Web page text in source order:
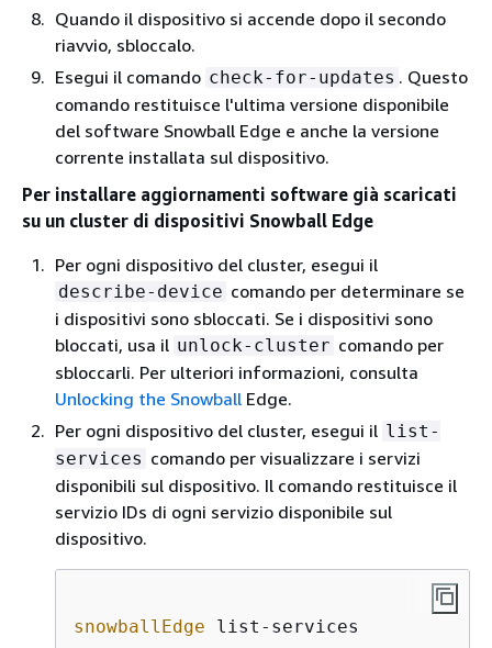
Quando il dispositivo si accende dopo il secondo
riavvio, sbloccalo.
Esegui il comando check-for-updates . Questo
comando restituisce l'ultima versione disponibile
del software Snowball Edge e anche la versione
corrente installata sul dispositivo.
Per installare aggiornamenti software già scaricati
su un cluster di dispositivi Snowball Edge
Per ogni dispositivo del cluster, esegui il
describe-device comando per determinare se
i dispositivi sono sbloccati. Se i dispositivi sono
bloccati, usa il unlock-cluster comando per
sbloccarli. Per ulteriori informazioni, consulta
Unlocking the Snowball Edge.
Per ogni dispositivo del cluster, esegui il list-
services comando per visualizzare i servizi
disponibili sul dispositivo. Il comando restituisce il
servizio IDs di ogni servizio disponibile sul
dispositivo.
snowballEdge list-